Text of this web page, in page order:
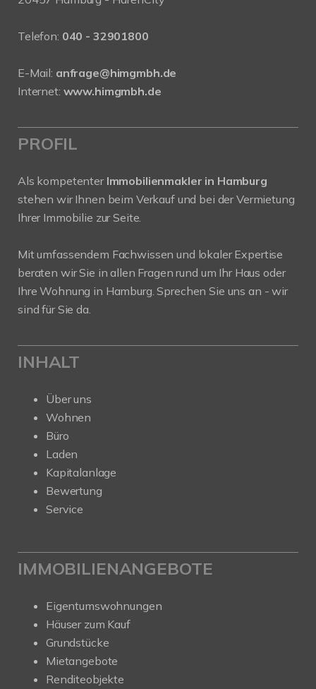
Telefon: 040 - 32901800
E-Mail: anfrage@himgmbh.de
Internet: www.himgmbh.de
PROFIL
Als kompetenter Immobilienmakler in Hamburg
stehen wir Ihnen beim Verkauf und bei der Vermietung
Ihrer Immobilie zur Seite.
Mit umfassendem Fachwissen und lokaler Expertise
beraten wir Sie in allen Fragen rund um Ihr Haus oder
Ihre Wohnung in Hamburg. Sprechen Sie uns an - wir
sind für Sie da.
INHALT
Über uns
Wohnen
Büro
Laden
Kapitalanlage
Bewertung
Service
IMMOBILIENANGEBOTE
Eigentumswohnungen
Häuser zum Kauf
Grundstücke
Mietangebote
Renditeobjekte